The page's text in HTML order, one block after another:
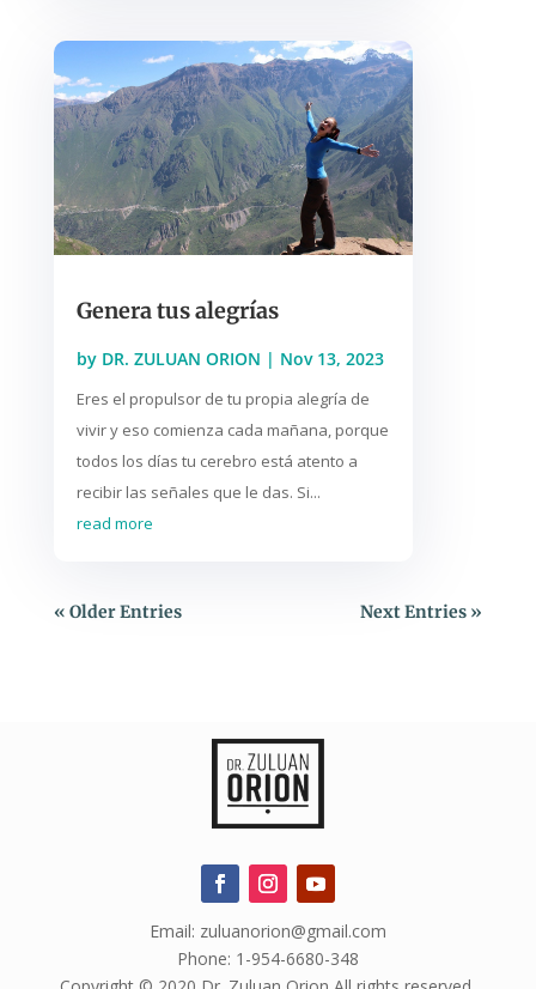
Genera tus alegrías
by DR. ZULUAN ORION | Nov 13, 2023
Eres el propulsor de tu propia alegría de
vivir y eso comienza cada mañana, porque
todos los días tu cerebro está atento a
recibir las señales que le das. Si...
read more
« Older Entries Next Entries »
Email: zuluanorion@gmail.com
Phone: 1-954-6680-348